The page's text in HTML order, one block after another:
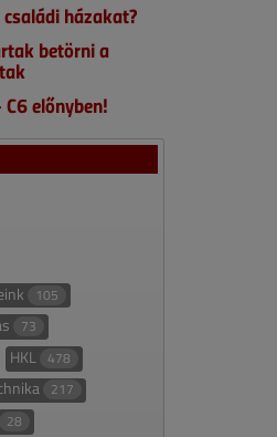
házakat?
betörni a
előnyben!
105
73
HKL 478
217
28